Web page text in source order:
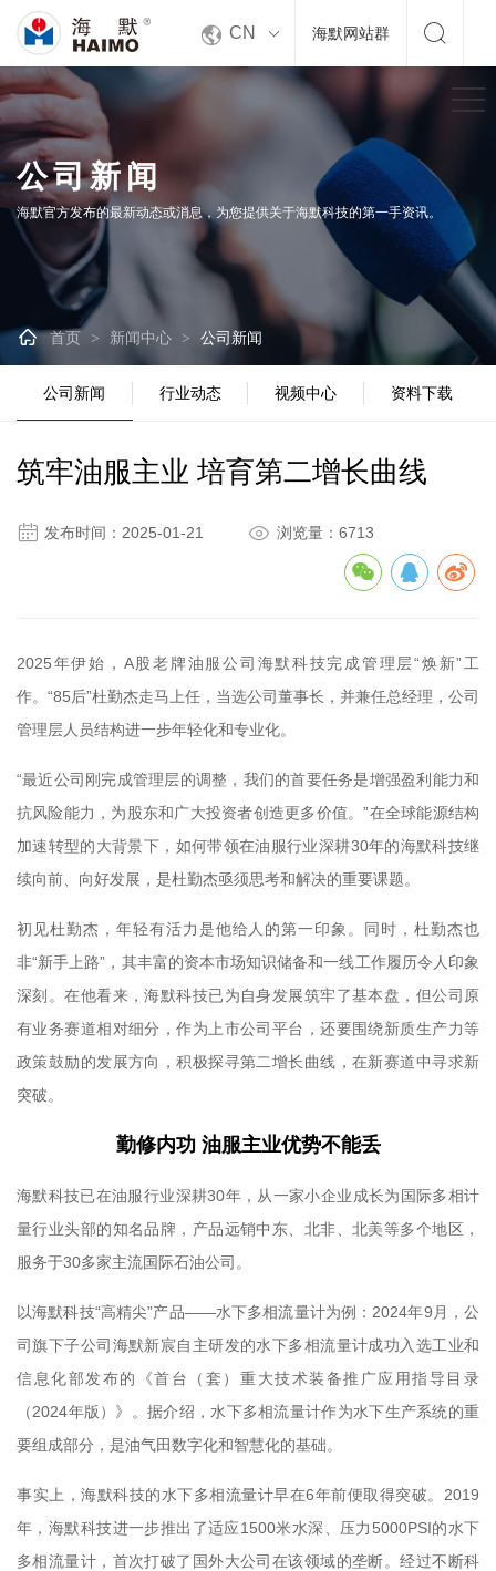
 CN 海默网站群 
公司新闻
海默官方发布的最新动态或消息，为您提供关于海默科技的第一手资讯。
 首页 > 新闻中心 > 公司新闻
公司新闻 行业动态 视频中心 资料下载
筑牢油服主业 培育第二增长曲线
 发布时间：2025-01-21  浏览量：6713
2025年伊始，A股老牌油服公司海默科技完成管理层“焕新”工
作。“85后”杜勤杰走马上任，当选公司董事长，并兼任总经理，公司
管理层人员结构进一步年轻化和专业化。
“最近公司刚完成管理层的调整，我们的首要任务是增强盈利能力和
抗风险能力，为股东和广大投资者创造更多价值。”在全球能源结构
加速转型的大背景下，如何带领在油服行业深耕30年的海默科技继
续向前、向好发展，是杜勤杰亟须思考和解决的重要课题。
初见杜勤杰，年轻有活力是他给人的第一印象。同时，杜勤杰也
非“新手上路”，其丰富的资本市场知识储备和一线工作履历令人印象
深刻。在他看来，海默科技已为自身发展筑牢了基本盘，但公司原
有业务赛道相对细分，作为上市公司平台，还要围绕新质生产力等
政策鼓励的发展方向，积极探寻第二增长曲线，在新赛道中寻求新
突破。
勤修内功 油服主业优势不能丢
海默科技已在油服行业深耕30年，从一家小企业成长为国际多相计
量行业头部的知名品牌，产品远销中东、北非、北美等多个地区，
服务于30多家主流国际石油公司。
以海默科技“高精尖”产品——水下多相流量计为例：2024年9月，公
司旗下子公司海默新宸自主研发的水下多相流量计成功入选工业和
信息化部发布的《首台（套）重大技术装备推广应用指导目录
（2024年版）》。据介绍，水下多相流量计作为水下生产系统的重
要组成部分，是油气田数字化和智慧化的基础。
事实上，海默科技的水下多相流量计早在6年前便取得突破。2019
年，海默科技进一步推出了适应1500米水深、压力5000PSI的水下
多相流量计，首次打破了国外大公司在该领域的垄断。经过不断科